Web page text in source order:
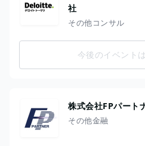
社
その他コンサル
今後のイベント
株式会社FPパート
その他金融